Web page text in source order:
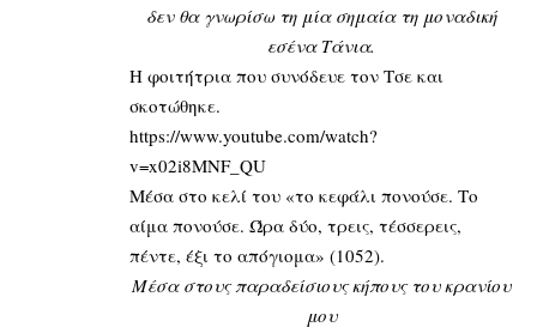
δεν θα γνωρίσω τη μία σημαία τη μοναδική
εσένα Τάνια.
Η φοιτήτρια που συνόδευε τον Τσε και
σκοτώθηκε.
https://www.youtube.com/watch?
v=x02i8MNF_QU
Μέσα στο κελί του «το κεφάλι πονούσε. Το
αίμα πονούσε. Ώρα δύο, τρεις, τέσσερεις,
πέντε, έξι το απόγιομα» (1052).
Μέσα στους παραδείσιους κήπους του κρανίου
μου